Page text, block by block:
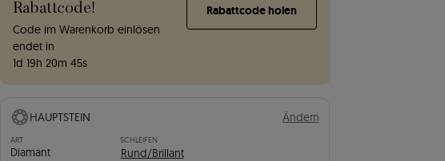
Rabattcode!
Code im Warenkorb einlösen
endet in
1d 19h 20m 44s
Rabattcode holen
HAUPTSTEIN Ändern
ART
Diamant
SCHLEIFEN
Rund/Brillant